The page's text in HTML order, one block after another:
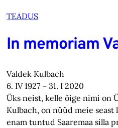
TEADUS
In memoriam
Valdek Kulbach
6. IV 1927 – 31. I 2020
Üks neist, kelle õige nimi on
Kulbach, on nüüd meie
enam tuntud Saaremaa silla